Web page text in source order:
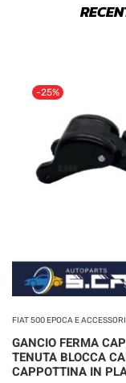
-25%
FIAT 500 EPOCA E ACCESSORI
GANCIO FERMA
TENUTA BLOCCA
CAPPOTTINA IN